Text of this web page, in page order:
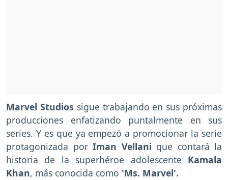
Marvel Studios sigue trabajando en sus próximas
producciones enfatizando puntalmente en sus
series. Y es que ya empezó a promocionar la serie
protagonizada porIman Vellani que contará la
historia de
la superhéroe adolescente Kamala
Khan, más conocida como 'Ms. Marvel'.